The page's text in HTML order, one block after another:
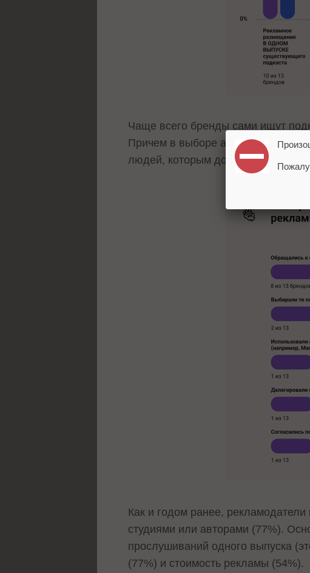
Чаще всего бренды сами ищут
Причем в выборе аудиошоу для
людей, которым доверяют: за год
Как и годом ранее,
студиями или авторами (77%).
прослушиваний одного выпуска
(77%) и стоимость рекламы (54%).